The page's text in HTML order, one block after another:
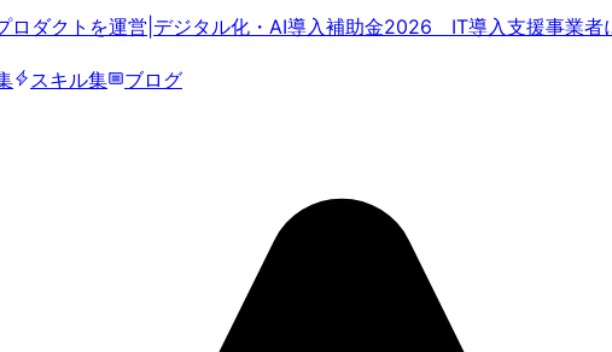
ロダクトを運営 デジタル化・AI導入補助金2026 IT導入支援事業者
スキル集
ブログ